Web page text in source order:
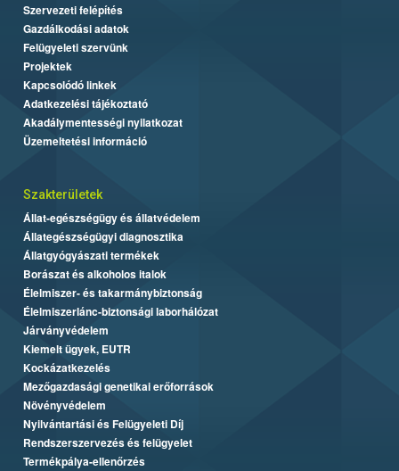
Szervezeti felépítés
Gazdálkodási adatok
Felügyeleti szervünk
Projektek
Kapcsolódó linkek
Adatkezelési tájékoztató
Akadálymentességi nyilatkozat
Üzemeltetési információ
Szakterületek
Állat-egészségügy és állatvédelem
Állategészségügyi diagnosztika
Állatgyógyászati termékek
Borászat és alkoholos italok
Élelmiszer- és takarmánybiztonság
Élelmiszerlánc-biztonsági laborhálózat
Járványvédelem
Kiemelt ügyek, EUTR
Kockázatkezelés
Mezőgazdasági genetikai erőforrások
Növényvédelem
Nyilvántartási és Felügyeleti Díj
Rendszerszervezés és felügyelet
Termékpálya-ellenőrzés